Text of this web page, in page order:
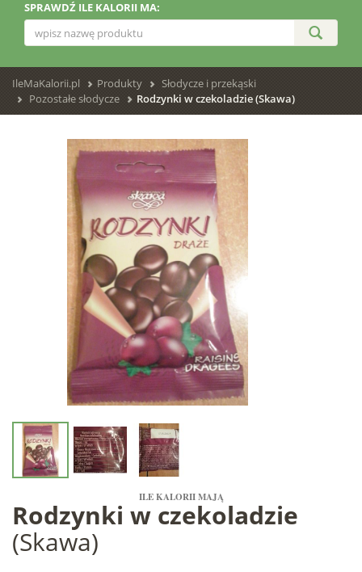
SPRAWDŹ ILE KALORII MA:
IleMaKalorii.pl Produkty
Słodycze i przekąski
Pozostałe słodycze
Rodzynki w czekoladzie (Skawa)
ILE KALORII MAJĄ
Rodzynki w czekoladzie
(Skawa)